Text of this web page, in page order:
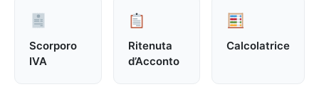
Scorporo
IVA
Ritenuta
d’Acconto
Calcolatrice